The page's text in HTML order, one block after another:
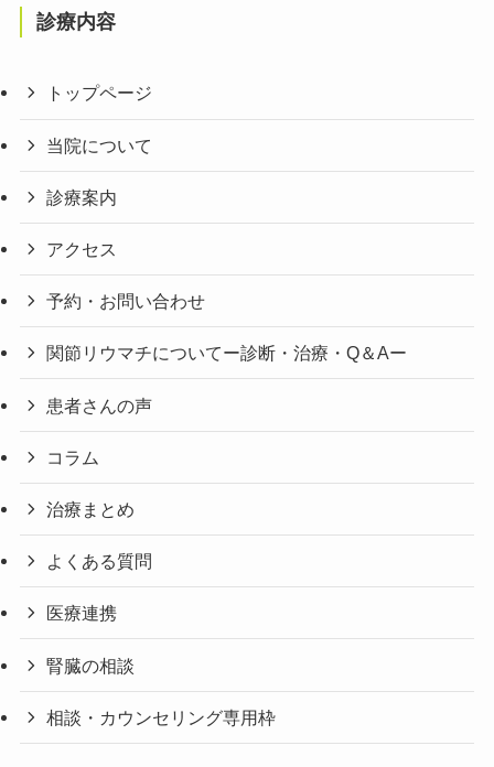
診療内容
トップページ
当院について
診療案内
アクセス
予約・お問い合わせ
関節リウマチについてー診断・治療・Q＆Aー
患者さんの声
コラム
治療まとめ
よくある質問
医療連携
腎臓の相談
相談・カウンセリング専用枠